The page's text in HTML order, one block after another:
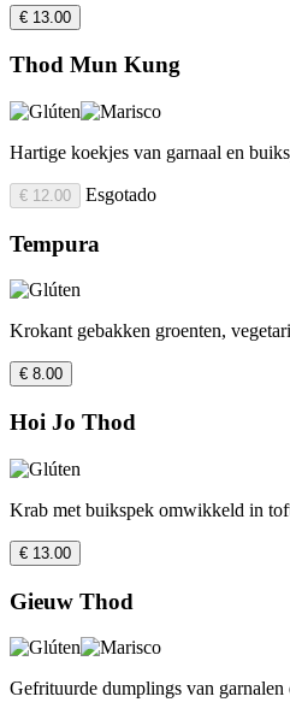
€ 13.00
Thod Mun Kung
Hartige koekjes van garnaal en
€ 12.00 Esgotado
Tempura
Krokant gebakken groenten,
€ 8.00
Hoi Jo Thod
Krab met buikspek omwikkeld in
€ 13.00
Gieuw Thod
Gefrituurde dumplings van garnalen